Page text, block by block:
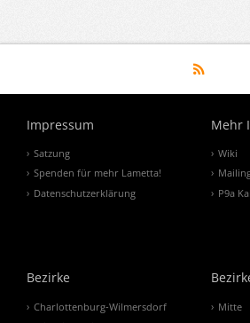
Impressum
Satzung
Spenden für mehr Lametta!
Datenschutzerklärung
Mehr
Wiki
P9a
Bezirke
Charlottenburg-Wilmersdorf
Mitte